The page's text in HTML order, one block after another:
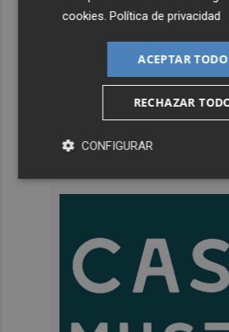
cookies.Política de privacidad
ACEPTAR TODO
RECHAZAR
CONFIGURAR